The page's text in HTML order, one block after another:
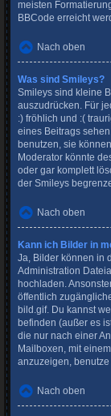
meisten
BBCode erreicht
Nach oben
Was sind Smileys?
Smileys sind kleine
auszudrücken. Für
:) fröhlich und :(
eines Beitrags
benutzen, sie
Moderator könnte
oder gar komplett
der Smileys
Nach oben
Kann ich Bilder in
Ja, Bilder können in
Administration
hochladen.
öffentlich
bild.gif. Du kannst
befinden (außer es
die nur nach einer
Mailboxen, mit
anzuzeigen, benutze
Nach oben